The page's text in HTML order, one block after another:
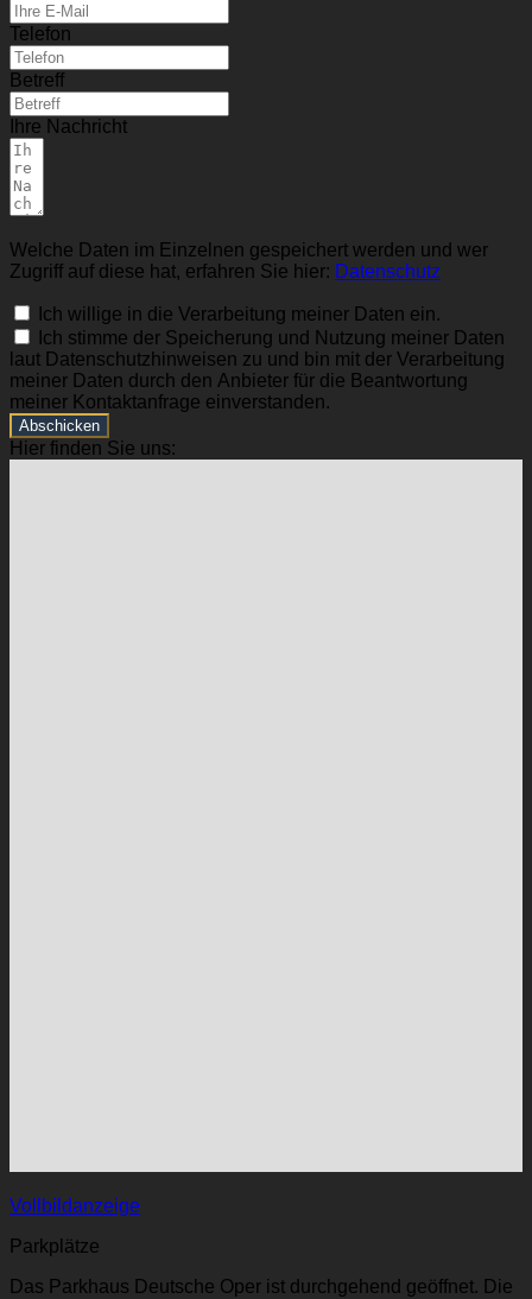
Telefon
Betreff
Ihre Nachricht
Welche Daten im Einzelnen gespeichert werden und wer
Zugriff auf diese hat, erfahren Sie hier: Datenschutz
Ich willige in die Verarbeitung meiner Daten ein.
Ich stimme der Speicherung und Nutzung meiner Daten
laut Datenschutzhinweisen zu und bin mit der Verarbeitung
meiner Daten durch den Anbieter für die Beantwortung
meiner Kontaktanfrage einverstanden.
Abschicken
Hier finden Sie uns:
Vollbildanzeige
Parkplätze
Das Parkhaus Deutsche Oper ist durchgehend geöffnet. Die